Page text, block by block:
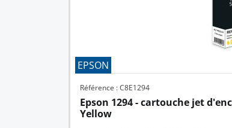
EPSON
Référence : C8E1294
Epson 1294 - cartouche jet
Yellow